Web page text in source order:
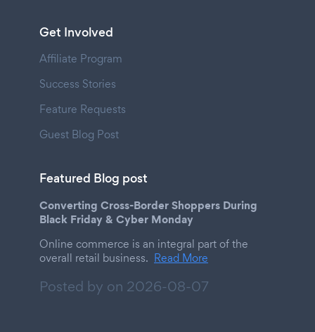
Get Involved
Affiliate Program
Success Stories
Feature Requests
Guest Blog Post
Featured Blog post
Converting Cross-Border Shoppers During
Black Friday & Cyber Monday
Online commerce is an integral part of the
overall retail business. Read More
Posted by on 2026-08-07